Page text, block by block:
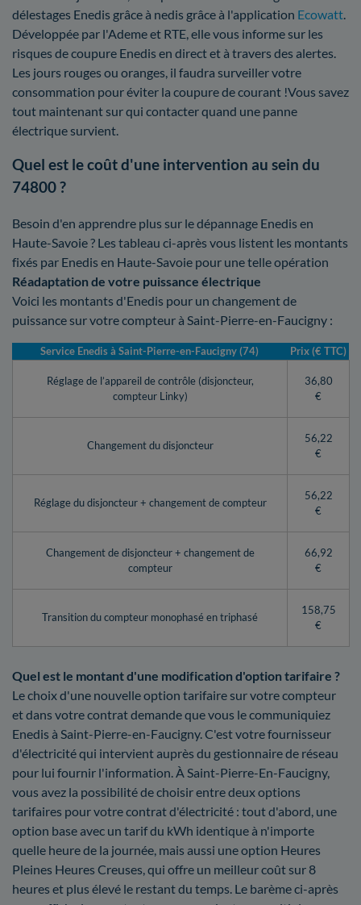
délestages Enedis grâce à nedis grâce à l'application Ecowatt.
Développée par l'Ademe et RTE, elle vous informe sur les
risques de coupure Enedis en direct et à travers des alertes.
Les jours rouges ou oranges, il faudra surveiller votre
consommation pour éviter la coupure de courant !Vous savez
tout maintenant sur qui contacter quand une panne
électrique survient.
Quel est le coût d'une intervention au sein du
74800 ?
Besoin d'en apprendre plus sur le dépannage Enedis en
Haute-Savoie ? Les tableau ci-après vous listent les montants
fixés par Enedis en Haute-Savoie pour une telle opération
Réadaptation de votre puissance électrique
Voici les montants d'Enedis pour un changement de
puissance sur votre compteur à Saint-Pierre-en-Faucigny :
Service Enedis à Saint-Pierre-en-Faucigny (74) Prix (€ TTC)
Réglage de l’appareil de contrôle (disjoncteur,
compteur Linky)
36,80
€
Changement du disjoncteur
56,22
€
Réglage du disjoncteur + changement de compteur
56,22
€
Changement de disjoncteur + changement de
compteur
66,92
€
Transition du compteur monophasé en triphasé
158,75
€
Quel est le montant d'une modification d'option tarifaire ?
Le choix d'une nouvelle option tarifaire sur votre compteur
et dans votre contrat demande que vous le communiquiez
Enedis à Saint-Pierre-en-Faucigny. C'est votre fournisseur
d'électricité qui intervient auprès du gestionnaire de réseau
pour lui fournir l'information. À Saint-Pierre-En-Faucigny,
vous avez la possibilité de choisir entre deux options
tarifaires pour votre contrat d'électricité : tout d'abord, une
option base avec un tarif du kWh identique à n'importe
quelle heure de la journée, mais aussi une option Heures
Pleines Heures Creuses, qui offre un meilleur coût sur 8
heures et plus élevé le restant du temps. Le barème ci-après